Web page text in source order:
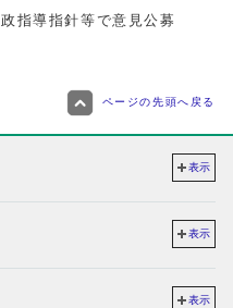
指導指針等で意見公募
ページの先頭へ戻る
表示
表示
表示